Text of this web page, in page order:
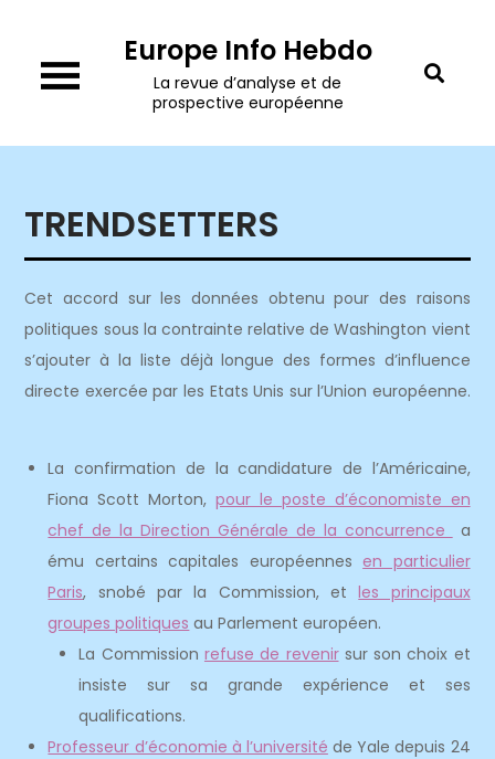
content
Europe Info Hebdo
La revue d’analyse et de
prospective européenne
TRENDSETTERS
Cet accord sur les données obtenu pour des raisons
politiques sous la contrainte relative de Washington vient
s’ajouter à la liste déjà longue des formes d’influence
directe exercée par les Etats Unis sur l’Union européenne.
La confirmation de la candidature de l’Américaine,
Fiona Scott Morton,pour le poste d’économiste en
chef de la Direction Générale de la concurrence
a
ému certains capitales européennes en particulier
Paris, snobé par la Commission, etles principaux
groupes politiques au Parlement européen.
La Commission refuse de revenirsur son choix et
insiste sur sa grande expérience et ses
qualifications.
Professeur d’économie à l’université de Yale depuis 24